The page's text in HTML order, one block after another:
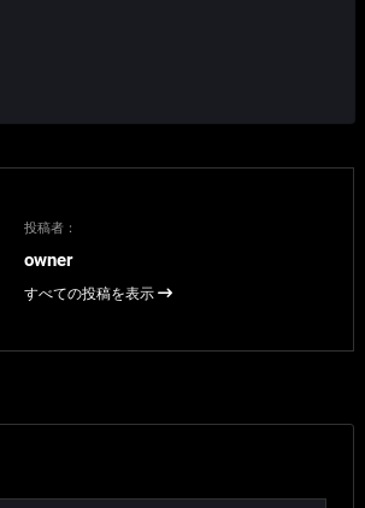
投稿者：
owner
すべての投稿を表示